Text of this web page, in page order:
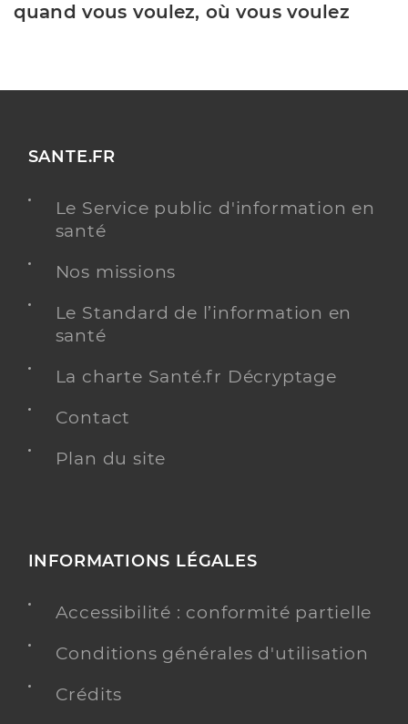
quand vous voulez, où vous voulez
SANTE.FR
Le Service public d'information en
santé
Nos missions
Le Standard de l’information en
santé
La charte Santé.fr Décryptage
Contact
Plan du site
INFORMATIONS LÉGALES
Accessibilité : conformité partielle
Conditions générales d'utilisation
Crédits